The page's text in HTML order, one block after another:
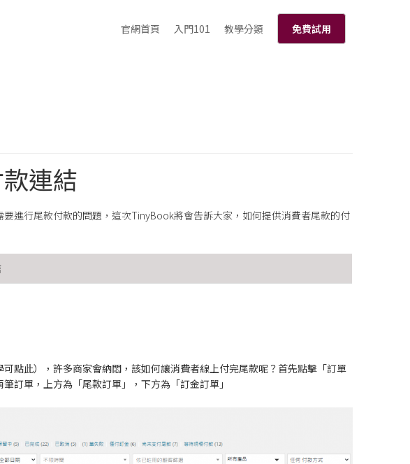
官網首頁 入門101 教學分類 免費試用
連結
進行尾款付款的問題，這次TinyBook將會告訴大家，如何提供消費者尾款的付
可點此），許多商家會納悶，該如何讓消費者線上付完尾款呢？首先點擊「訂單
訂單，上方為「尾款訂單」，下方為「訂金訂單」